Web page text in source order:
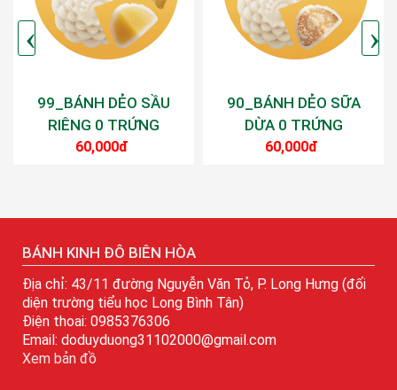
99_BÁNH DẺO SẦU
RIÊNG 0 TRỨNG
60,000đ
90_BÁNH DẺO SỮA
DỪA 0 TRỨNG
60,000đ
‹ ›
BÁNH KINH ĐÔ BIÊN HÒA
Địa chỉ: 43/11 đường Nguyễn Văn Tỏ, P. Long Hưng (đối
diện trường tiểu học Long Bình Tân)
Điện thoai: 0985376306
Email: doduyduong31102000@gmail.com
Xem bản đồ